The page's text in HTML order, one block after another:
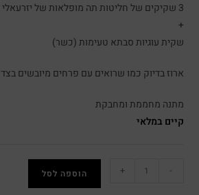
3 שקיקים של חליטות תה מופלאות של יזרעאלי להכנת 3 תרמוסים
+
שקית עוגיות סבתא טעימות (כשר)
ארוז בדיוק כמו שרואים עם פרחים מיובשים בצד
מתנה מחממת ומחבקת
קיים במלאי
+ הוספה לסל